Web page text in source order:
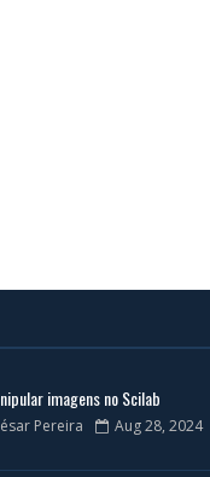
imagens no Scilab
Pereira Aug 28, 2024